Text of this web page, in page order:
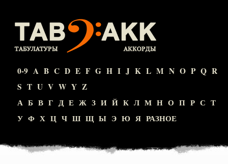
0-9 A B C D E F G H I J K L M N O P Q R
S T U V W Y Z
А Б В Г Д Е Ж З И Й К Л М Н О П Р С Т
У Ф Х Ц Ч Ш Щ Ы Э Ю Я РАЗНОЕ